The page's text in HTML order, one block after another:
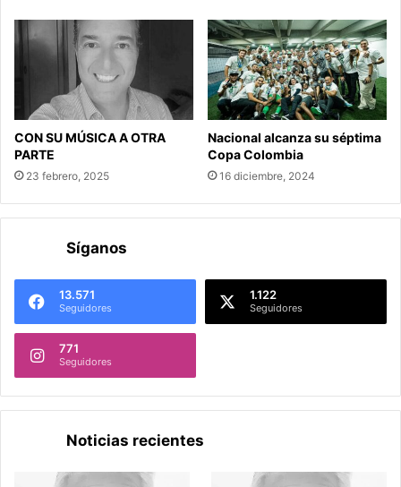
CON SU MÚSICA A OTRA
PARTE
23 febrero, 2025
Nacional alcanza su séptima
Copa Colombia
16 diciembre, 2024
Síganos
13.571
Seguidores
1.122
Seguidores
771
Seguidores
Noticias recientes